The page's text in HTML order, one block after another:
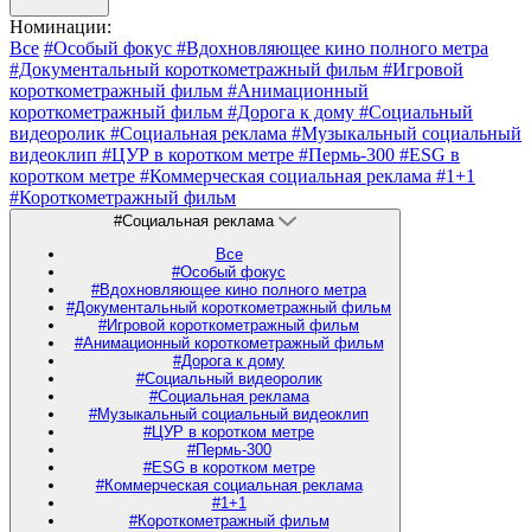
Номинации:
Все #Особый фокус #Вдохновляющее кино полного метра
#Документальный короткометражный фильм #Игровой
короткометражный фильм #Анимационный
короткометражный фильм #Дорога к дому #Социальный
видеоролик #Социальная реклама #Музыкальный социальный
видеоклип #ЦУР в коротком метре #Пермь-300 #ESG в
коротком метре #Коммерческая социальная реклама #1+1
#Короткометражный фильм
#Социальная реклама
Все
#Особый фокус
#Вдохновляющее кино полного метра
#Документальный короткометражный фильм
#Игровой короткометражный фильм
#Анимационный короткометражный фильм
#Дорога к дому
#Социальный видеоролик
#Социальная реклама
#Музыкальный социальный видеоклип
#ЦУР в коротком метре
#Пермь-300
#ESG в коротком метре
#Коммерческая социальная реклама
#1+1
#Короткометражный фильм